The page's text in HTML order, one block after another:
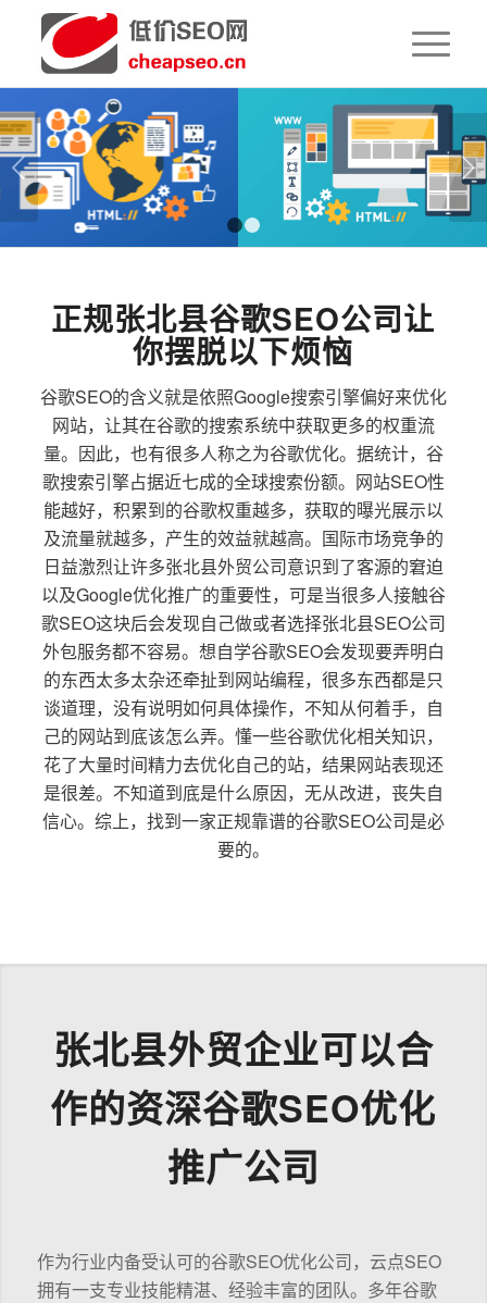
下一页
正规张北县谷歌SEO公司让
你摆脱以下烦恼
谷歌SEO的含义就是依照Google搜索引擎偏好来优化
网站，让其在谷歌的搜索系统中获取更多的权重流
量。因此，也有很多人称之为谷歌优化。据统计，谷
歌搜索引擎占据近七成的全球搜索份额。网站SEO性
能越好，积累到的谷歌权重越多，获取的曝光展示以
及流量就越多，产生的效益就越高。国际市场竞争的
日益激烈让许多张北县外贸公司意识到了客源的窘迫
以及Google优化推广的重要性，可是当很多人接触谷
歌SEO这块后会发现自己做或者选择张北县SEO公司
外包服务都不容易。想自学谷歌SEO会发现要弄明白
的东西太多太杂还牵扯到网站编程，很多东西都是只
谈道理，没有说明如何具体操作，不知从何着手，自
己的网站到底该怎么弄。懂一些谷歌优化相关知识，
花了大量时间精力去优化自己的站，结果网站表现还
是很差。不知道到底是什么原因，无从改进，丧失自
信心。综上，找到一家正规靠谱的谷歌SEO公司是必
要的。
张北县外贸企业可以合
作的资深谷歌SEO优化
推广公司
作为行业内备受认可的谷歌SEO优化公司，云点SEO
拥有一支专业技能精湛、经验丰富的团队。多年谷歌